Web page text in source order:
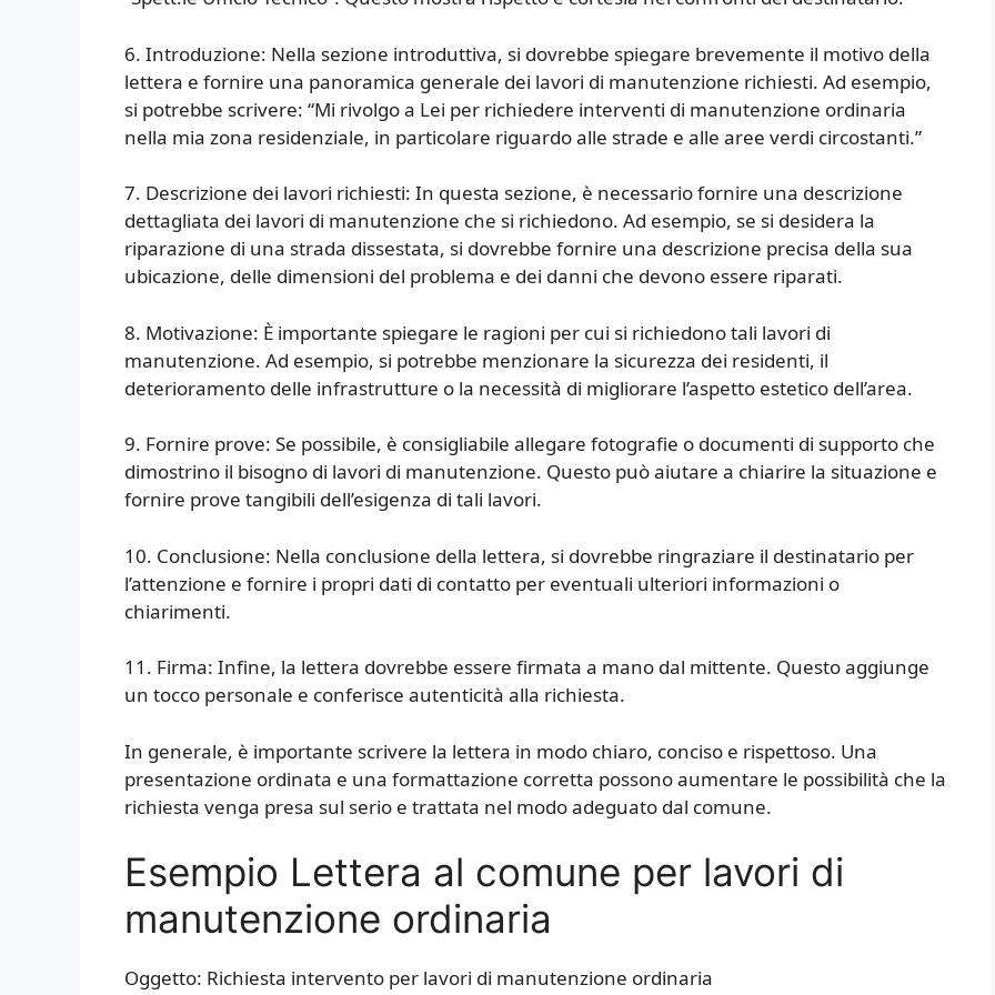
6. Introduzione: Nella sezione introduttiva, si dovrebbe spiegare brevemente il motivo della
lettera e fornire una panoramica generale dei lavori di manutenzione richiesti. Ad esempio,
si potrebbe scrivere: “Mi rivolgo a Lei per richiedere interventi di manutenzione ordinaria
nella mia zona residenziale, in particolare riguardo alle strade e alle aree verdi circostanti.”
7. Descrizione dei lavori richiesti: In questa sezione, è necessario fornire una descrizione
dettagliata dei lavori di manutenzione che si richiedono. Ad esempio, se si desidera la
riparazione di una strada dissestata, si dovrebbe fornire una descrizione precisa della sua
ubicazione, delle dimensioni del problema e dei danni che devono essere riparati.
8. Motivazione: È importante spiegare le ragioni per cui si richiedono tali lavori di
manutenzione. Ad esempio, si potrebbe menzionare la sicurezza dei residenti, il
deterioramento delle infrastrutture o la necessità di migliorare l’aspetto estetico dell’area.
9. Fornire prove: Se possibile, è consigliabile allegare fotografie o documenti di supporto che
dimostrino il bisogno di lavori di manutenzione. Questo può aiutare a chiarire la situazione e
fornire prove tangibili dell’esigenza di tali lavori.
10. Conclusione: Nella conclusione della lettera, si dovrebbe ringraziare il destinatario per
l’attenzione e fornire i propri dati di contatto per eventuali ulteriori informazioni o
chiarimenti.
11. Firma: Infine, la lettera dovrebbe essere firmata a mano dal mittente. Questo aggiunge
un tocco personale e conferisce autenticità alla richiesta.
In generale, è importante scrivere la lettera in modo chiaro, conciso e rispettoso. Una
presentazione ordinata e una formattazione corretta possono aumentare le possibilità che la
richiesta venga presa sul serio e trattata nel modo adeguato dal comune.
Esempio Lettera al comune per lavori di
manutenzione ordinaria
Oggetto: Richiesta intervento per lavori di manutenzione ordinaria